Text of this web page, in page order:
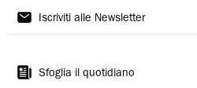
La
Ferrara
Iscriviti alle Newsletter
Sfoglia il quotidiano